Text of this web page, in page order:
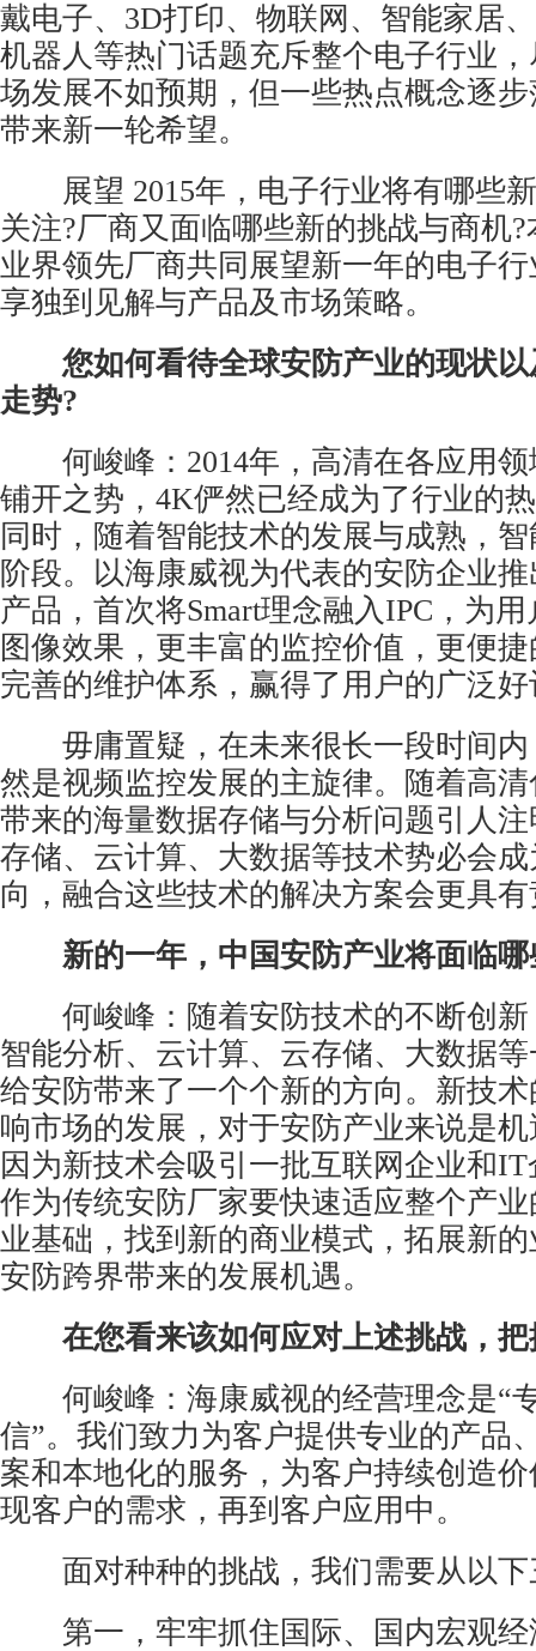
戴电子、3D打印、物联网、 智能家居
机器人等热门话题充斥整个电子行业
场发展不如预期，但一些热点概念逐
带来新一轮希望。
展望 2015年，电子行业将有哪些
关注?厂商又面临哪些新的挑战与商机
业界领先厂商共同展望新一年的电子
享独到见解与产品及市场策略。
您如何看待全球安防产业的现状以
走势?
何峻峰：2014年，高清在各应用领
铺开之势，4K俨然已经成为了行业的
同时，随着智能技术的发展与成熟，
阶段。以海康威视为代表的安防企业推
产品，首次将Smart理念融入IPC，为
图像效果，更丰富的监控价值，更便
完善的维护体系，赢得了用户的广泛
毋庸置疑，在未来很长一段时间内
然是视频监控发展的主旋律。随着高
带来的海量数据存储与分析问题引人注
存储、云计算、大数据等技术势必会
向，融合这些技术的解决方案会更具
新的一年，中国安防产业将面临
何峻峰：随着安防技术的不断创新
智能分析、云计算、云存储、大数据
给安防带来了一个个新的方向。新技
响市场的发展，对于安防产业来说是
因为新技术会吸引一批互联网企业和
作为传统安防厂家要快速适应整个产
业基础，找到新的商业模式，拓展新
安防跨界带来的发展机遇。
在您看来该如何应对上述挑战，
何峻峰：海康威视的经营理念是“
信”。我们致力为客户提供专业的产品
案和本地化的服务，为客户持续创造
现客户的需求，再到客户应用中。
面对种种的挑战，我们需要从以下
第一，牢牢抓住国际、国内宏观经